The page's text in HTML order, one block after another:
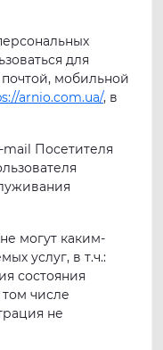
для
мобильной
arnio.com.ua/, в
Посетителя
могут каким-
услуг, в т.ч.:
состояния
числе
не